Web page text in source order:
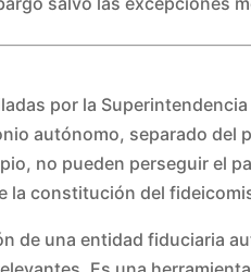
por la Superintendencia
autónomo, separado del
no pueden perseguir el
la constitución del
de una entidad fiduciaria